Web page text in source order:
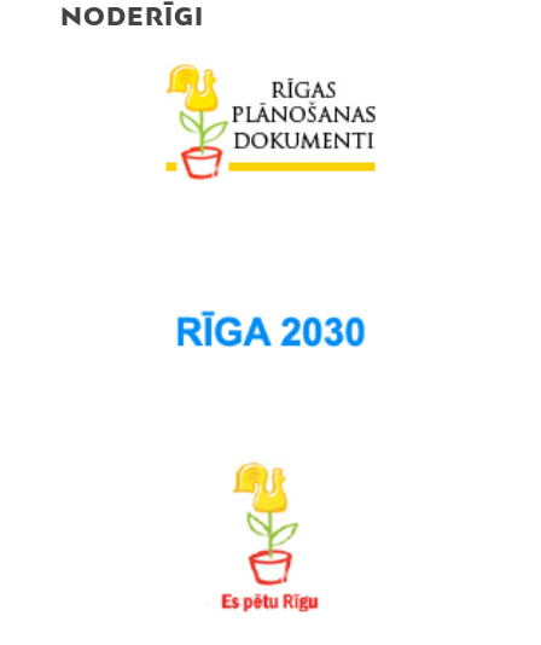
Rumbula
Sarkandaugava
NODERĪGI